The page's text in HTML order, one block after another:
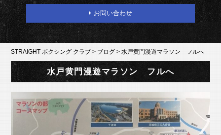
お問い合わせ
STRAIGHT ボクシング クラブ > ブログ >水戸黄門漫遊マラソン フルへ
水戸黄門漫遊マラソン フルへ